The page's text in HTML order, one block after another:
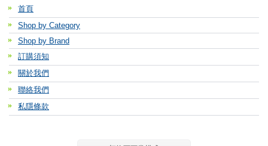
首頁
Shop by Category
Shop by Brand
訂購須知
關於我們
聯絡我們
私隱條款